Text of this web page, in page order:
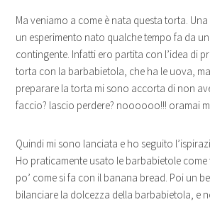
Ma veniamo a come è nata questa torta.
un esperimento nato qualche tempo fa da
contingente. Infatti ero partita con l’idea di
torta con la barbabietola, che ha le uova,
preparare la torta mi sono accorta di non
faccio? lascio perdere? noooooo!!! oramai
Quindi mi sono lanciata e ho seguito
Ho praticamente usato le barbabietole
po’ come si fa con il banana bread. Poi un
bilanciare la dolcezza della barbabietola, e